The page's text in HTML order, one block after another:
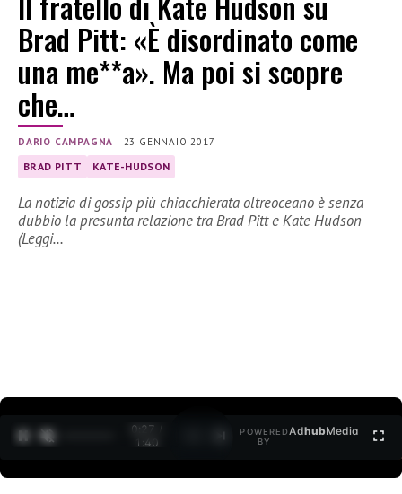
Brad Pitt: «È disordinato come
una me**a». Ma poi si scopre
che…
DARIO CAMPAGNA | 23 GENNAIO 2017
BRAD PITT KATE-HUDSON
La notizia di gossip più chiacchierata oltreoceano è senza
dubbio la presunta relazione tra Brad Pitt e Kate Hudson
(Leggi…
0:27 /
1:40
POWERED
BY
AdhubMedia